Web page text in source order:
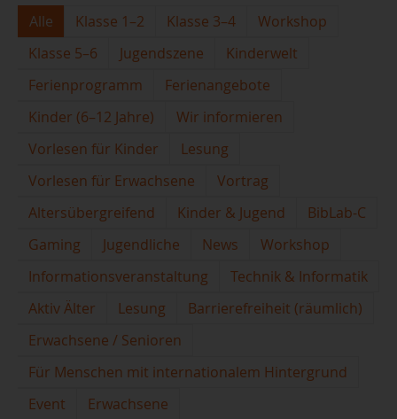
Alle Klasse 1–2 Klasse 3–4
Workshop
Klasse 5–6
Jugendszene
Kinderwelt
Ferienprogramm
Ferienangebote
Kinder (6–12 Jahre)
Wir informieren
Vorlesen für Kinder
Lesung
Vorlesen für Erwachsene
Vortrag
Altersübergreifend
Kinder & Jugend
BibLab-C
Gaming
Jugendliche News
Workshop
Informationsveranstaltung
Technik & Informatik
Aktiv Älter
Lesung
Barrierefreiheit (räumlich)
Erwachsene / Senioren
Für Menschen mit internationalem Hintergrund
Event
Erwachsene